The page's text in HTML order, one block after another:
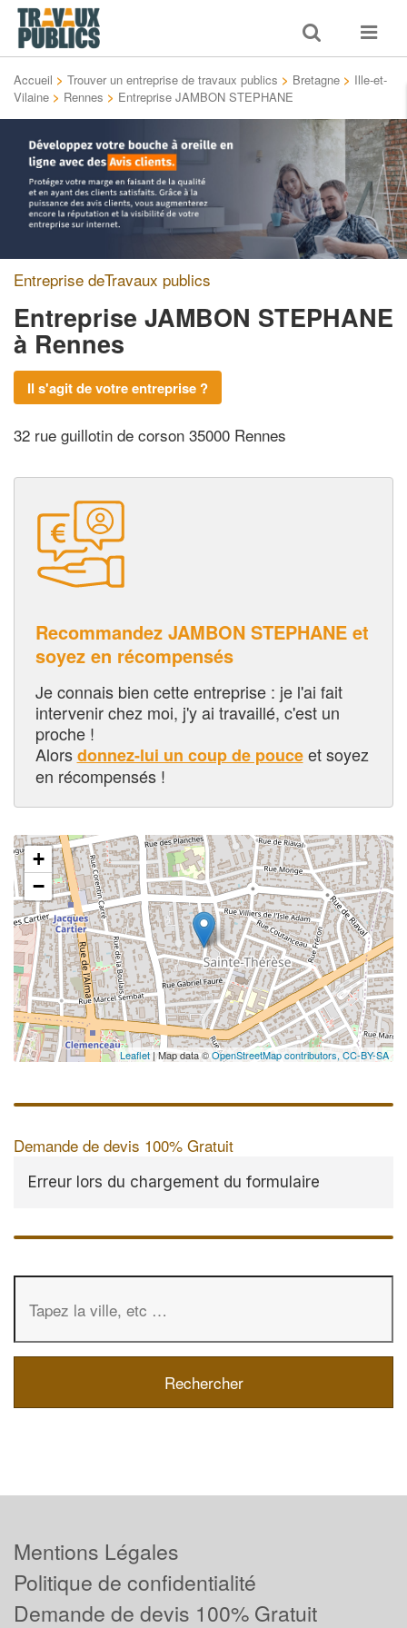
Toggle
search
Toggle
Accueil > Trouver un entreprise de travaux publics > Bretagne > Ille-et-
Vilaine > Rennes > Entreprise JAMBON STEPHANE
Entreprise deTravaux publics
Entreprise JAMBON STEPHANE
à Rennes
Il s'agit de votre entreprise ?
32 rue guillotin de corson 35000 Rennes
Recommandez JAMBON STEPHANE et
soyez en récompensés
Je connais bien cette entreprise : je l'ai fait
intervenir chez moi, j'y ai travaillé, c'est un
proche !
Alorsdonnez-lui un coup de pouceet soyez
en récompensés !
+
−
Leaflet | Map data ©OpenStreetMap contributors, CC-BY-SA
Demande de devis 100% Gratuit
Erreur lors du chargement du formulaire
Mentions Légales
Politique de confidentialité
Demande de devis 100% Gratuit